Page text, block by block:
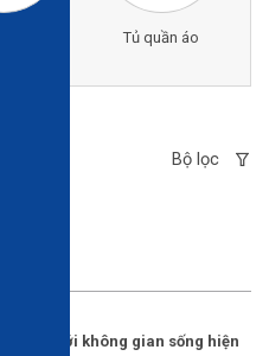
Tủ quần áo
Bộ lọc
hợp với không gian sống hiện